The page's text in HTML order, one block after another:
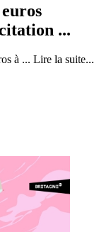
...
à ... Lire la suite...